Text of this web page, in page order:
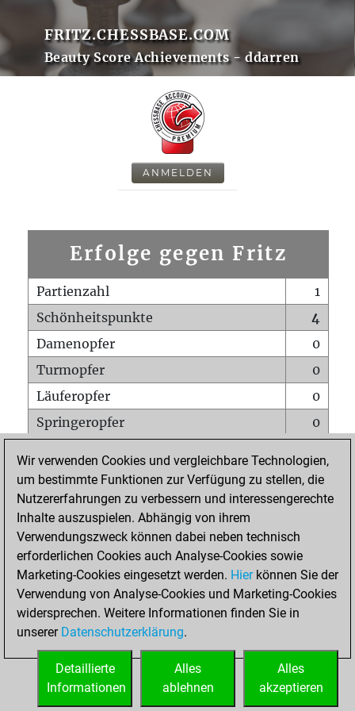
FRITZ.CHESSBASE.COM
Beauty Score Achievements - ddarren
ANMELDEN
Erfolge gegen Fritz
Partienzahl
1
Schönheitspunkte
4
Damenopfer
0
Turmopfer
0
Läuferopfer
0
Springeropfer
0
Matt auf vollem Brett
0
Bauer setzt Matt
0
Erstickte Matts
Unterverwandlungen
Türme auf der siebten
0
STARTSEITE
Wir verwenden Cookies und vergleichbare Technologien,
um bestimmte Funktionen zur Verfügung zu stellen, die
Nutzererfahrungen zu verbessern und interessengerechte
Inhalte auszuspielen. Abhängig von ihrem
Verwendungszweck können dabei neben technisch
erforderlichen Cookies auch Analyse-Cookies sowie
Marketing-Cookies eingesetzt werden. Hierkönnen Sie der
Verwendung von Analyse-Cookies und Marketing-Cookies
widersprechen. Weitere Informationen finden Sie in
unserer Datenschutzerklärung.
Alles
akzeptieren
Alles
ablehnen
Detaillierte
Informationen